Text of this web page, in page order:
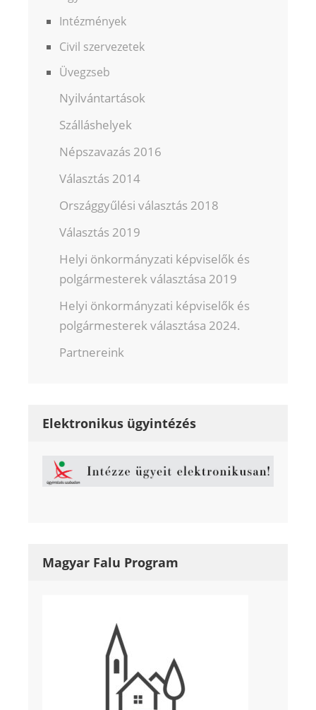
Intézmények
Civil szervezetek
Üvegzseb
Nyilvántartások
Szálláshelyek
Népszavazás 2016
Választás 2014
Országgyűlési választás 2018
Választás 2019
Helyi önkormányzati képviselők és
polgármesterek választása 2019
Helyi önkormányzati képviselők és
polgármesterek választása 2024.
Partnereink
Elektronikus ügyintézés
Magyar Falu Program